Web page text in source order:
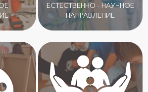
ЕСТЕСТВЕННО - НАУЧНОЕ
НАПРАВЛЕНИЕ